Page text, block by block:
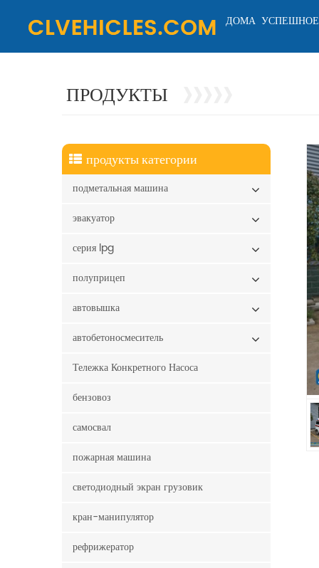
ДОМА
ПРОДУКТЫ
продукты категории
подметальная машина
эвакуатор
серия lpg
полуприцеп
автовышка
автобетоносмеситель
Тележка Конкретного Насоса
бензовоз
самосвал
пожарная машина
светодиодный экран грузовик
кран-манипулятор
рефрижератор